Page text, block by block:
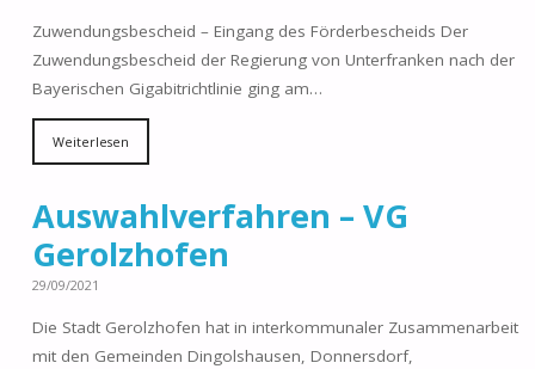
Zuwendungsbescheid – Eingang des Förderbescheids Der
Zuwendungsbescheid der Regierung von Unterfranken nach der
Bayerischen Gigabitrichtlinie ging am…
Weiterlesen
Auswahlverfahren – VG
Gerolzhofen
29/09/2021
Die Stadt Gerolzhofen hat in interkommunaler Zusammenarbeit
mit den Gemeinden Dingolshausen, Donnersdorf,